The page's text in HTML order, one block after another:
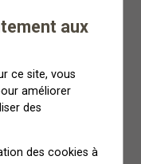
aux
ce site, vous
améliorer
des
des cookies à